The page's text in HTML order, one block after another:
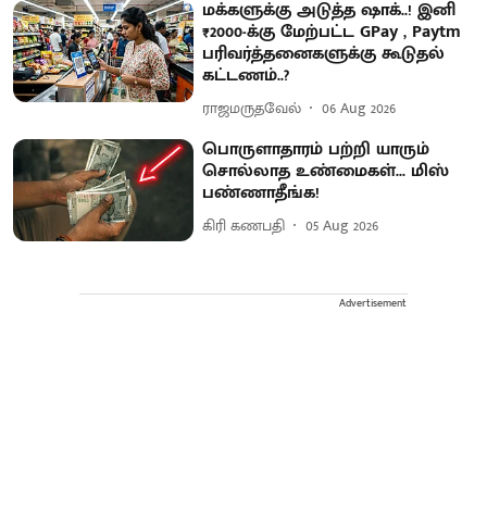
மக்களுக்கு அடுத்த ஷாக்..! இனி
₹2000-க்கு மேற்பட்ட GPay , Paytm
பரிவர்த்தனைகளுக்கு கூடுதல்
கட்டணம்..?
ராஜமருதவேல் 06 Aug 2026
பொருளாதாரம் பற்றி யாரும்
சொல்லாத உண்மைகள்... மிஸ்
பண்ணாதீங்க!
கிரி கணபதி 05 Aug 2026
Advertisement